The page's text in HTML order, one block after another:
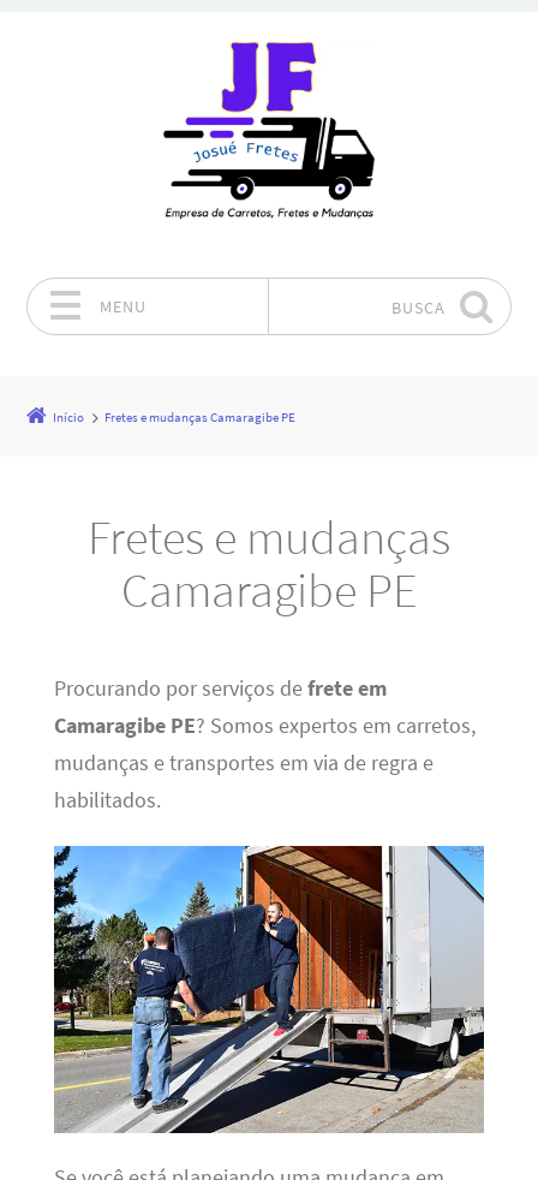
MENU BUSCA
Início Fretes e mudanças Camaragibe PE
Fretes e mudanças
Camaragibe PE
Procurando por serviços defrete em
Camaragibe PE? Somos expertos em carretos,
mudanças e transportes em via de regra e
habilitados.